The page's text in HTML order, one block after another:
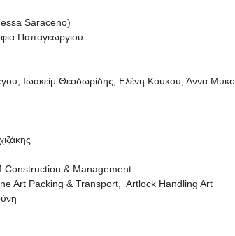
Saraceno)
Παπαγεωργίου
Ιωακείμ Θεοδωρίδης, Ελένη Κούκου, Άννα
& Management
Art Packing & Transport, Artlock Handling Art